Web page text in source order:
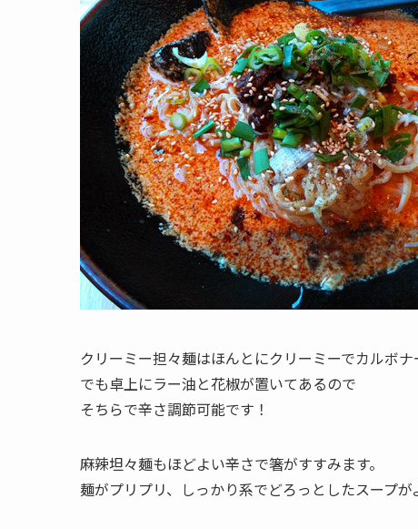
クリーミー担々麺はほんとにクリーミーでカルボナ
でも卓上にラー油と花椒が置いてあるので
そちらで辛さ調節可能です！
麻辣坦々麺もほどよい辛さで箸がすすみます。
麺がプリプリ、しっかり系でどろっとしたスープが